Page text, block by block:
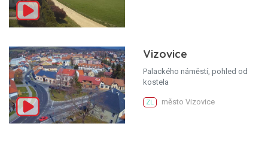
Vizovice
Palackého náměstí, pohled od
kostela
ZL město Vizovice